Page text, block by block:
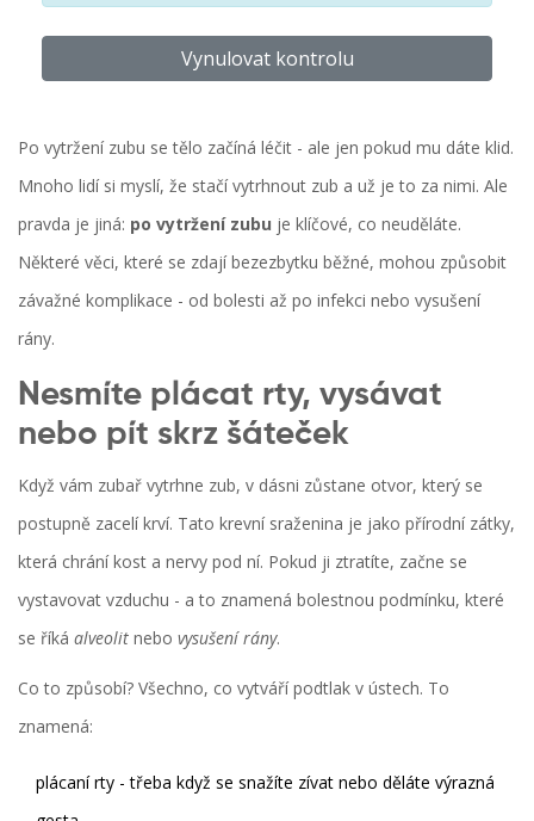
Vynulovat kontrolu
Po vytržení zubu se tělo začíná léčit - ale jen pokud mu dáte klid.
Mnoho lidí si myslí, že stačí vytrhnout zub a už je to za nimi. Ale
pravda je jiná: po vytržení zubu je klíčové, co neuděláte.
Některé věci, které se zdají bezezbytku běžné, mohou způsobit
závažné komplikace - od bolesti až po infekci nebo vysušení
rány.
Nesmíte plácat rty, vysávat
nebo pít skrz šáteček
Když vám zubař vytrhne zub, v dásni zůstane otvor, který se
postupně zacelí krví. Tato krevní sraženina je jako přírodní zátky,
která chrání kost a nervy pod ní. Pokud ji ztratíte, začne se
vystavovat vzduchu - a to znamená bolestnou podmínku, které
se říká alveolit nebo vysušení rány.
Co to způsobí? Všechno, co vytváří podtlak v ústech. To
znamená:
plácaní rty - třeba když se snažíte zívat nebo děláte výrazná